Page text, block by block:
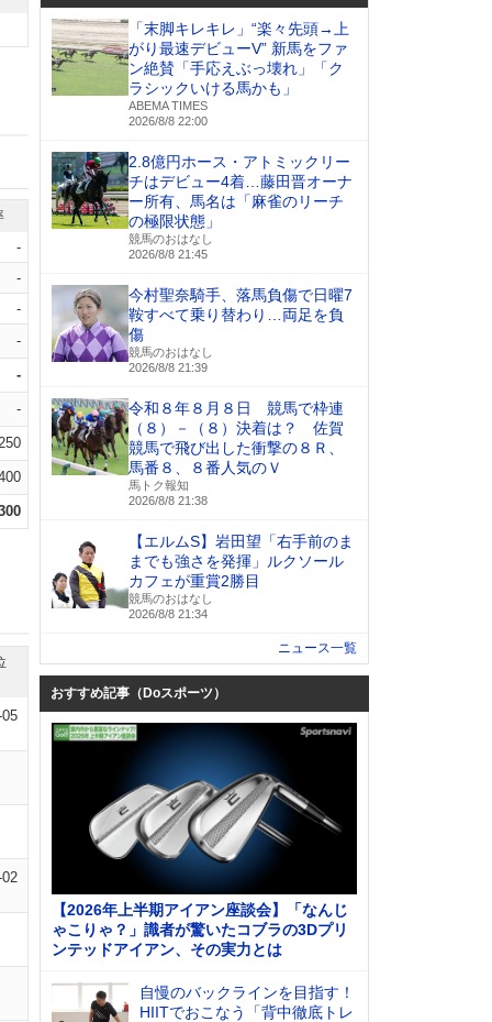
-
-
-
-
-
-
「末脚キレキレ」“楽々先頭→上
がり最速デビューV” 新馬をファ
ン絶賛「手応えぶっ壊れ」「ク
ラシックいける馬かも」
ABEMA TIMES
2026/8/8 22:00
2.8億円ホース・アトミックリー
チはデビュー4着…藤田晋オーナ
ー所有、馬名は「麻雀のリーチ
の極限状態」
競馬のおはなし
2026/8/8 21:45
今村聖奈騎手、落馬負傷で日曜7
鞍すべて乗り替わり…両足を負
傷
競馬のおはなし
2026/8/8 21:39
令和８年８月８日 競馬で枠連
（８）－（８）決着は？ 佐賀
競馬で飛び出した衝撃の８Ｒ、
馬番８、８番人気のＶ
馬トク報知
2026/8/8 21:38
【エルムS】岩田望「右手前のま
までも強さを発揮」ルクソール
カフェが重賞2勝目
競馬のおはなし
2026/8/8 21:34
ニュース一覧
おすすめ記事（Doスポーツ）
【2026年上半期アイアン座談会】「なんじ
ゃこりゃ？」識者が驚いたコブラの3Dプリ
ンテッドアイアン、その実力とは
自慢のバックラインを目指す！
HIITでおこなう「背中徹底トレ